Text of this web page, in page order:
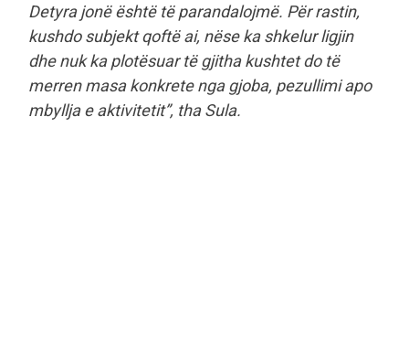
Detyra jonë është të parandalojmë. Për rastin,
kushdo subjekt qoftë ai, nëse ka shkelur ligjin
dhe nuk ka plotësuar të gjitha kushtet do të
merren masa konkrete nga gjoba, pezullimi apo
mbyllja e aktivitetit”, tha Sula.